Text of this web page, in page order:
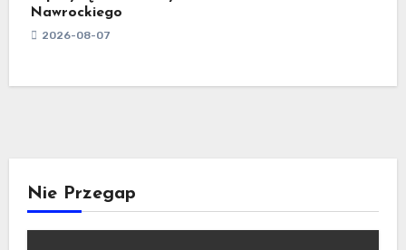
Nawrockiego
2026-08-07
Nie Przegap